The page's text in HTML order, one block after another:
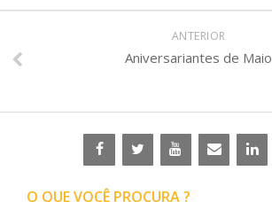
ANTERIOR
Aniversariantes de Maio
O QUE VOCÊ PROCURA ?